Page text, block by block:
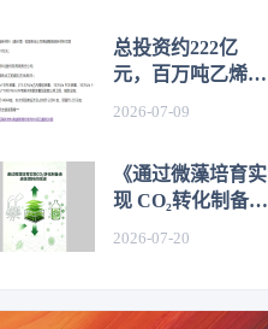
总投资约222亿
元，百万吨乙烯及
2026-07-09
《通过微藻培育实
现 CO₂转化制备液
2026-07-20